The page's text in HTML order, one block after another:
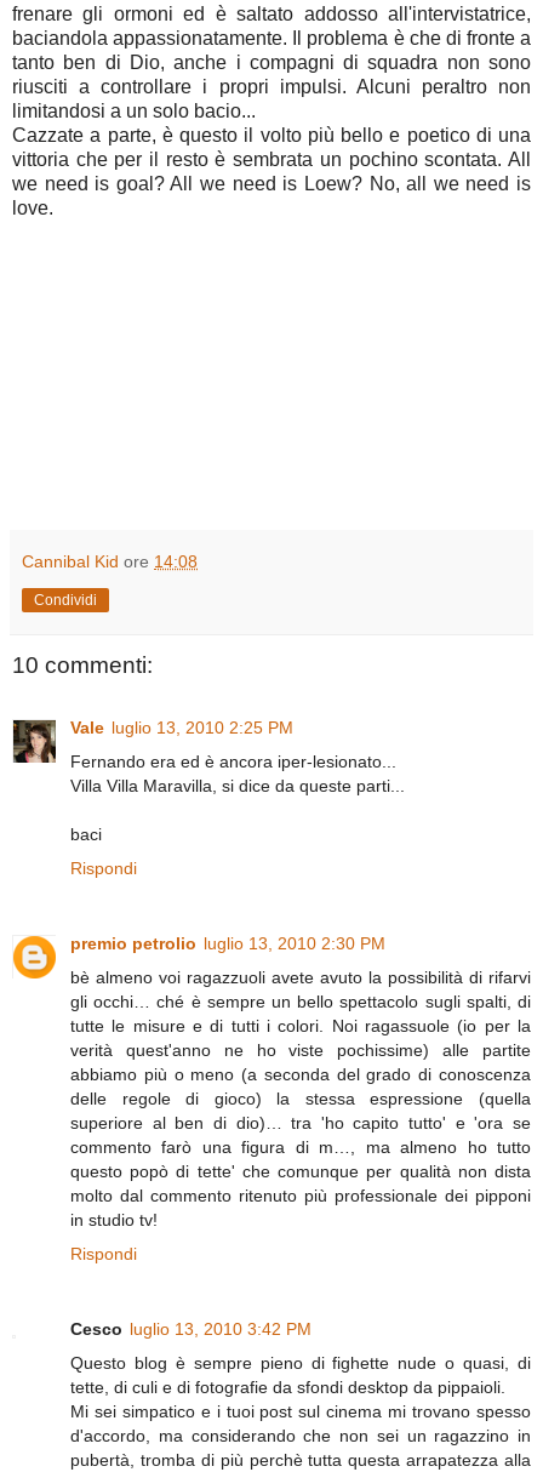
frenare gli ormoni ed è saltato addosso all'intervistatrice,
baciandola appassionatamente. Il problema è che di fronte a
tanto ben di Dio, anche i compagni di squadra non sono
riusciti a controllare i propri impulsi. Alcuni peraltro non
limitandosi a un solo bacio...
Cazzate a parte, è questo il volto più bello e poetico di una
vittoria che per il resto è sembrata un pochino scontata. All
we need is goal? All we need is Loew? No, all we need is
love.
Cannibal Kid ore 14:08
Condividi
10 commenti:
Vale luglio 13, 2010 2:25 PM
Fernando era ed è ancora iper-lesionato...
Villa Villa Maravilla, si dice da queste parti...
baci
Rispondi
premio petrolio luglio 13, 2010 2:30 PM
bè almeno voi ragazzuoli avete avuto la possibilità di rifarvi
gli occhi… ché è sempre un bello spettacolo sugli spalti, di
tutte le misure e di tutti i colori. Noi ragassuole (io per la
verità quest'anno ne ho viste pochissime) alle partite
abbiamo più o meno (a seconda del grado di conoscenza
delle regole di gioco) la stessa espressione (quella
superiore al ben di dio)… tra 'ho capito tutto' e 'ora se
commento farò una figura di m…, ma almeno ho tutto
questo popò di tette' che comunque per qualità non dista
molto dal commento ritenuto più professionale dei pipponi
in studio tv!
Rispondi
Cesco luglio 13, 2010 3:42 PM
Questo blog è sempre pieno di fighette nude o quasi, di
tette, di culi e di fotografie da sfondi desktop da pippaioli.
Mi sei simpatico e i tuoi post sul cinema mi trovano spesso
d'accordo, ma considerando che non sei un ragazzino in
pubertà, tromba di più perchè tutta questa arrapatezza alla